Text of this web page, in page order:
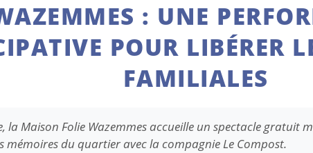
: UNE
POUR LIBÉRER
FAMILIALES
la Maison Folie Wazemmes accueille un spectacle gratuit
mémoires du quartier avec la compagnie Le Compost.